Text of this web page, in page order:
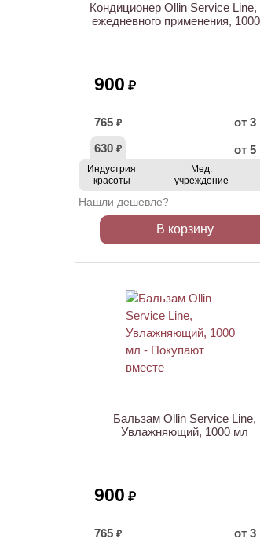
Кондиционер Ollin Service Line,
ежедневного применения,
900 ₽
765 ₽
от
630 ₽ от
Индустрия
красоты
Мед.
учреждение
Нашли дешевле?
В корзину
Бальзам Ollin Service Line,
Увлажняющий, 1000 мл
900 ₽
765 ₽ от